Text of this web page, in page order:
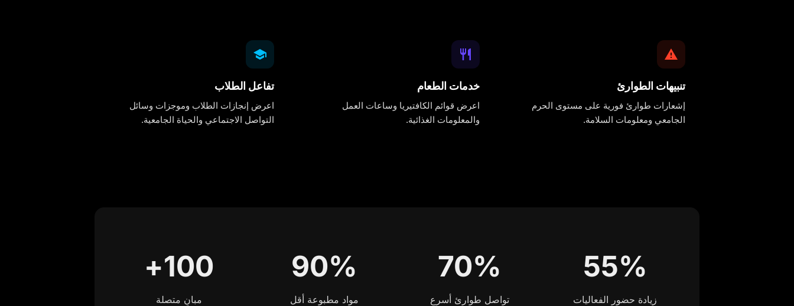
تنبيهات الطوارئ
إشعارات طوارئ فورية على مستوى الحرم
الجامعي ومعلومات السلامة.
خدمات الطعام
اعرض قوائم الكافتيريا وساعات العمل
والمعلومات الغذائية.
تفاعل الطلاب
اعرض إنجازات الطلاب وموجزات وسائل
التواصل الاجتماعي والحياة الجامعية.
55%
زيادة حضور الفعاليات
70%
تواصل طوارئ أسرع
90%
مواد مطبوعة أقل
100+
مبانٍ متصلة